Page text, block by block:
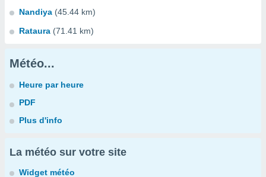
Nandiya (45.44 km)
Rataura (71.41 km)
Météo...
Heure par heure
PDF
Plus d'info
La météo sur votre site
Widget météo